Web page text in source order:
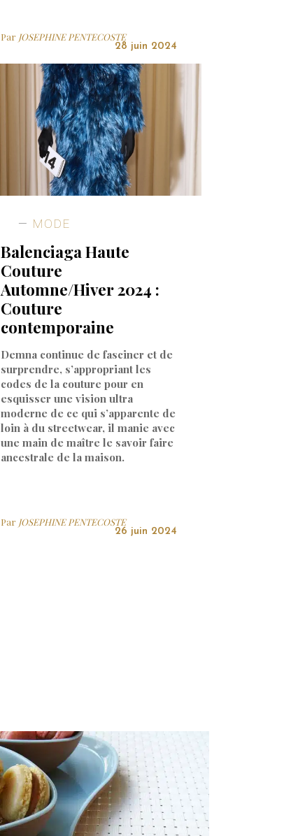
Par JOSEPHINE PENTECOSTE
28 juin 2024
MODE
Balenciaga Haute
Couture
Automne/Hiver 2024 :
Couture
contemporaine
Demna continue de fasciner et de
surprendre, s’appropriant les
codes de la couture pour en
esquisser une vision ultra
moderne de ce qui s’apparente de
loin à du streetwear, il manie avec
une main de maître le savoir faire
ancestrale de la maison.
Par JOSEPHINE PENTECOSTE
26 juin 2024